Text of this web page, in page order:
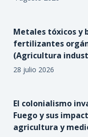
Metales tóxicos y
fertilizantes
(Agricultura
28 julio 2026
El colonialismo
Fuego y sus
agricultura y